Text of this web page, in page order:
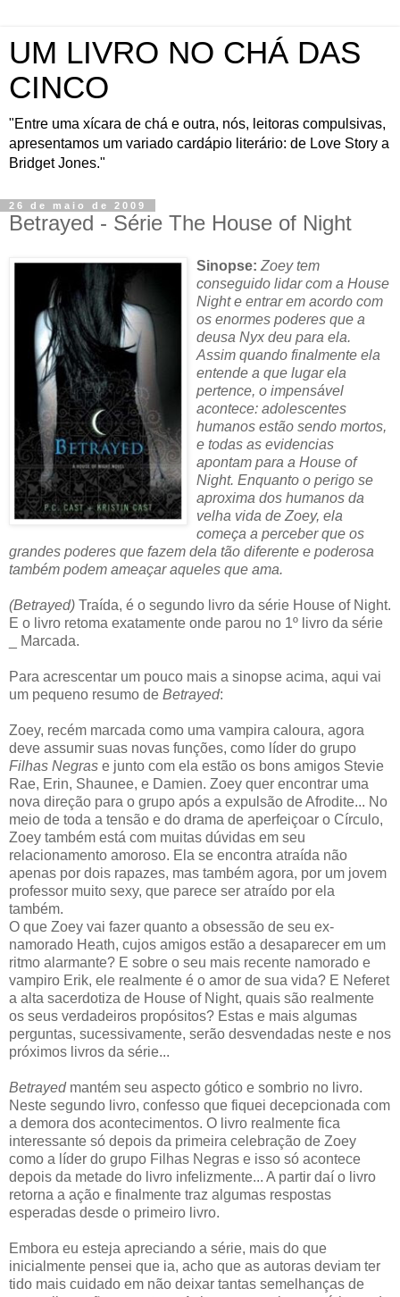
UM LIVRO NO CHÁ DAS
CINCO
"Entre uma xícara de chá e outra, nós, leitoras compulsivas,
apresentamos um variado cardápio literário: de Love Story a
Bridget Jones."
26 de maio de 2009
Betrayed - Série The House of Night
Sinopse: Zoey tem
conseguido lidar com a House
Night e entrar em acordo com
os enormes poderes que a
deusa Nyx deu para ela.
Assim quando finalmente ela
entende a que lugar ela
pertence, o impensável
acontece: adolescentes
humanos estão sendo mortos,
e todas as evidencias
apontam para a House of
Night. Enquanto o perigo se
aproxima dos humanos da
velha vida de Zoey, ela
começa a perceber que os
grandes poderes que fazem dela tão diferente e poderosa
também podem ameaçar aqueles que ama.
(Betrayed) Traída, é o segundo livro da série House of Night.
E o livro retoma exatamente onde parou no 1º livro da série
_ Marcada.
Para acrescentar um pouco mais a sinopse acima, aqui vai
um pequeno resumo de Betrayed:
Zoey, recém marcada como uma vampira caloura, agora
deve assumir suas novas funções, como líder do grupo
Filhas Negras e junto com ela estão os bons amigos Stevie
Rae, Erin, Shaunee, e Damien. Zoey quer encontrar uma
nova direção para o grupo após a expulsão de Afrodite... No
meio de toda a tensão e do drama de aperfeiçoar o Círculo,
Zoey também está com muitas dúvidas em seu
relacionamento amoroso. Ela se encontra atraída não
apenas por dois rapazes, mas também agora, por um jovem
professor muito sexy, que parece ser atraído por ela
também.
O que Zoey vai fazer quanto a obsessão de seu ex-
namorado Heath, cujos amigos estão a desaparecer em um
ritmo alarmante? E sobre o seu mais recente namorado e
vampiro Erik, ele realmente é o amor de sua vida? E Neferet
a alta sacerdotiza de House of Night, quais são realmente
os seus verdadeiros propósitos? Estas e mais algumas
perguntas, sucessivamente, serão desvendadas neste e nos
próximos livros da série...
Betrayedmantém seu aspecto gótico e sombrio no livro.
Neste segundo livro, confesso que fiquei decepcionada com
a demora dos acontecimentos. O livro realmente fica
interessante só depois da primeira celebração de Zoey
como a líder do grupo Filhas Negras e isso só acontece
depois da metade do livro infelizmente... A partir daí o livro
retorna a ação e finalmente traz algumas respostas
esperadas desde o primeiro livro.
Embora eu esteja apreciando a série, mais do que
inicialmente pensei que ia, acho que as autoras deviam ter
tido mais cuidado em não deixar tantas semelhanças de